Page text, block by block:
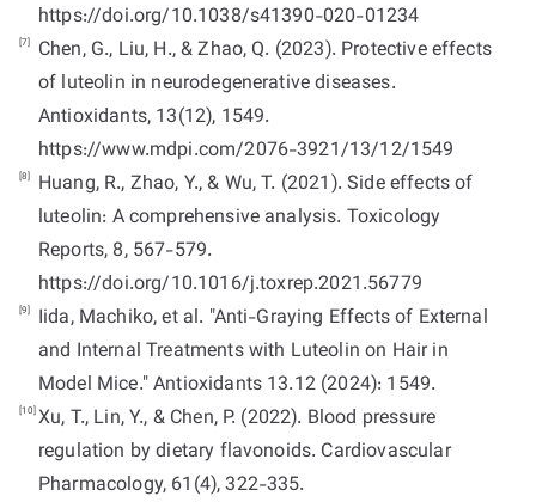
https://doi.org/10.1038/s41390-020-01234
[7]
Chen, G., Liu, H., & Zhao, Q. (2023). Protective effects
of luteolin in neurodegenerative diseases.
Antioxidants, 13(12), 1549.
https://www.mdpi.com/2076-3921/13/12/1549
[8]
Huang, R., Zhao, Y., & Wu, T. (2021). Side effects of
luteolin: A comprehensive analysis. Toxicology
Reports, 8, 567-579.
https://doi.org/10.1016/j.toxrep.2021.56779
[9]
Iida, Machiko, et al. "Anti-Graying Effects of External
and Internal Treatments with Luteolin on Hair in
[10]Xu, T., Lin, Y., & Chen, P. (2022). Blood pressure
regulation by dietary flavonoids. Cardiovascular
Pharmacology, 61(4), 322-335.